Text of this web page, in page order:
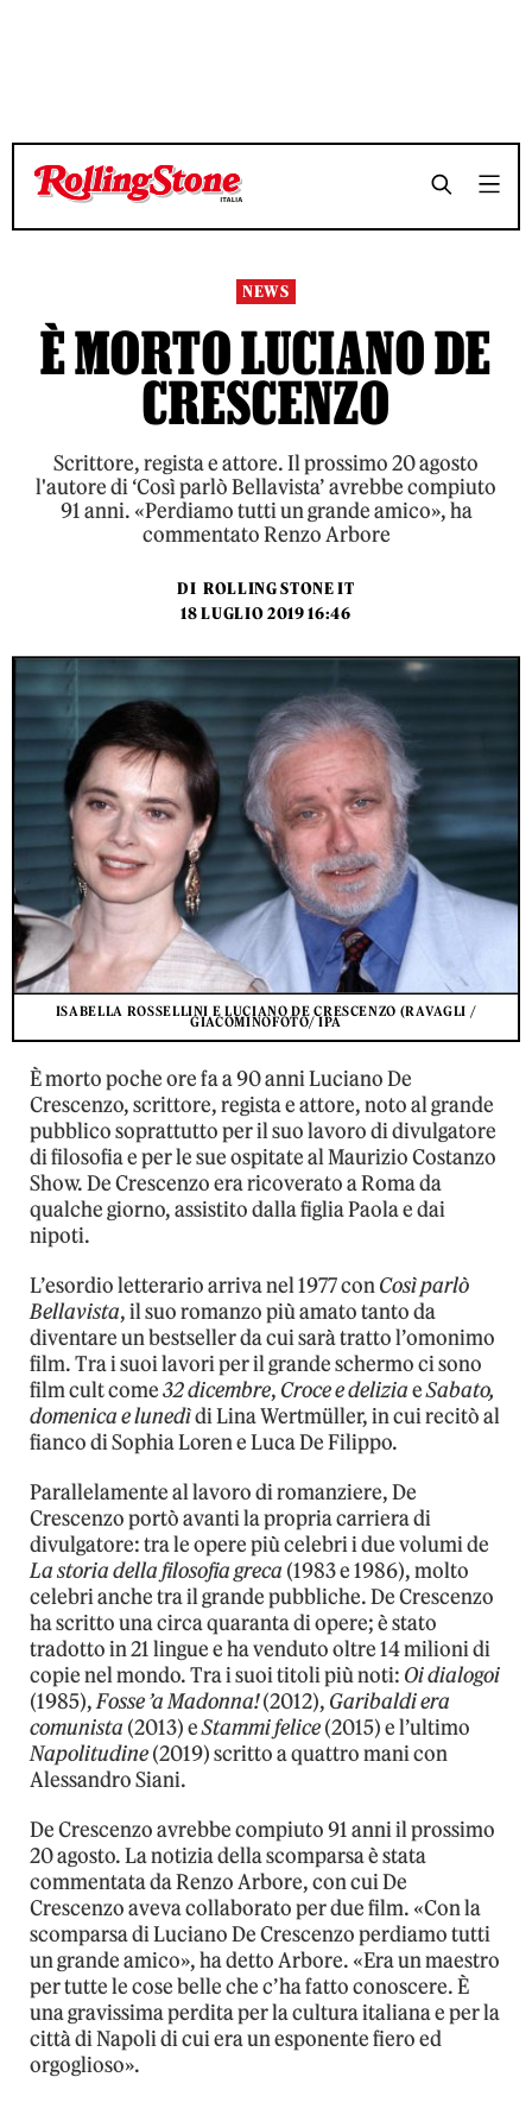
TEMPO DI LETTURA 3 MINUTI SHARE
TEMPO DI LETTURA 3 MINUTI SHARE
NEWS
È MORTO LUCIANO DE
CRESCENZO
Scrittore, regista e attore. Il prossimo 20 agosto
l'autore di ‘Così parlò Bellavista’ avrebbe compiuto
91 anni. «Perdiamo tutti un grande amico», ha
commentato Renzo Arbore
DI ROLLING STONE IT
18 LUGLIO 2019 16:46
ISABELLA ROSSELLINI E LUCIANO DE CRESCENZO (RAVAGLI /
GIACOMINOFOTO/ IPA
È morto poche ore fa a 90 anni Luciano De
Crescenzo, scrittore, regista e attore, noto al grande
pubblico soprattutto per il suo lavoro di divulgatore
di filosofia e per le sue ospitate al Maurizio Costanzo
Show. De Crescenzo era ricoverato a Roma da
qualche giorno, assistito dalla figlia Paola e dai
nipoti.
L’esordio letterario arriva nel 1977 conCosì parlò
Bellavista, il suo romanzo più amato tanto da
diventare un bestseller da cui sarà tratto l’omonimo
film. Tra i suoi lavori per il grande schermo ci sono
film cult come32 dicembre, Croce e deliziaeSabato,
domenica e lunedìdi Lina Wertmüller, in cui recitò al
fianco di Sophia Loren e Luca De Filippo.
Parallelamente al lavoro di romanziere, De
Crescenzo portò avanti la propria carriera di
divulgatore: tra le opere più celebri i due volumi de
La storia della filosofia greca (1983 e 1986), molto
celebri anche tra il grande pubbliche. De Crescenzo
ha scritto una circa quaranta di opere; è stato
tradotto in 21 lingue e ha venduto oltre 14 milioni di
copie nel mondo. Tra i suoi titoli più noti: Oi dialogoi
(1985),Fosse ’a Madonna!(2012), Garibaldi era
comunista (2013) eStammi felice(2015) e l’ultimo
Napolitudine(2019) scritto a quattro mani con
Alessandro Siani.
De Crescenzo avrebbe compiuto 91 anni il prossimo
20 agosto. La notizia della scomparsa è stata
commentata da Renzo Arbore, con cui De
Crescenzo aveva collaborato per due film. «Con la
scomparsa di Luciano De Crescenzo perdiamo tutti
un grande amico», ha detto Arbore. «Era un maestro
per tutte le cose belle che c’ha fatto conoscere. È
una gravissima perdita per la cultura italiana e per la
città di Napoli di cui era un esponente fiero ed
orgoglioso».